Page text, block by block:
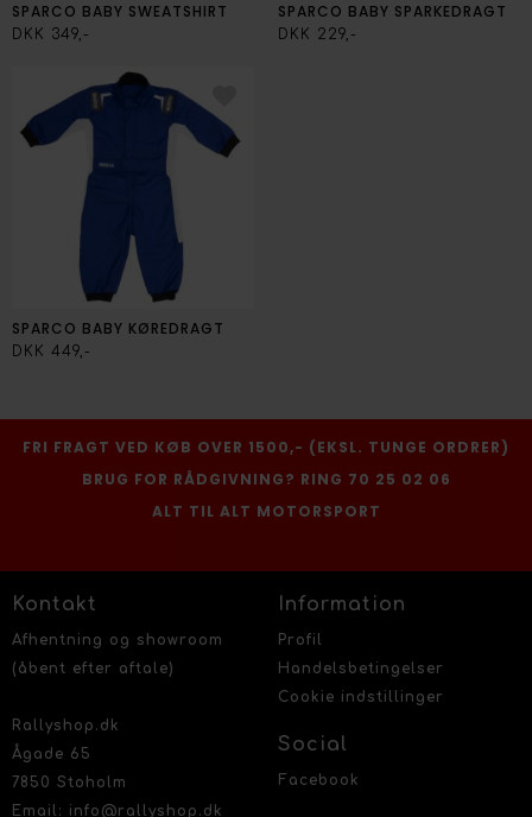
SPARCO BABY SWEATSHIRT
DKK 349,-
SPARCO BABY SPARKEDRAGT
DKK 229,-
SPARCO BABY KØREDRAGT
DKK 449,-
FRI FRAGT VED KØB OVER 1500,- (EKSL. TUNGE ORDRER)
BRUG FOR RÅDGIVNING? RING 70 25 02 06
ALT TIL ALT MOTORSPORT
Kontakt
Afhentning og showroom
(åbent efter aftale)
Rallyshop.dk
Ågade 65
7850 Stoholm
Email: info@rallyshop.dk
Information
Profil
Handelsbetingelser
Cookie indstillinger
Social
Facebook